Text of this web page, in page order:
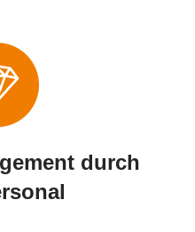
durch